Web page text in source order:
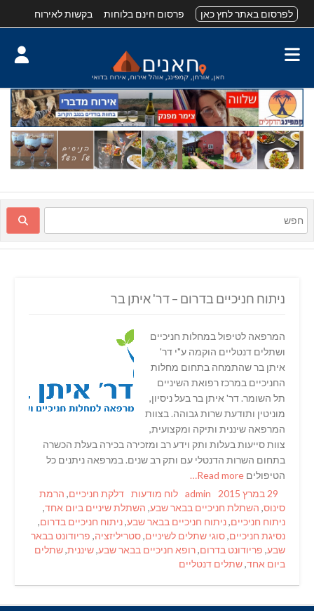
לפרסום באתר לחץ כאן פרסום חינם בלוחות בקשות לאירוח
ניתוח חניכיים בדרום – דר' איתן בר
המרפאה לטיפול במחלות חניכיים
ושתלים דנטליים הוקמה ע"י דר'
איתן בר שהתמחה בתחום מחלות
החניכיים במרכז רפואת השיניים
תל השומר. דר' איתן בר בעל ניסיון,
מוניטין ותודעת שרות גבוהה. בצוות
המרפאה שיננית ותיקה ומקצועית,
צוות סייעות בעלות ותק וידע רב ומזכירה בכירה בעלת הכשרה
בתחום השרות הדנטלי עם ותק רב שנים. במרפאה ניתנים כל
הטיפולים
Posted
on
29 במרץ 2015 Author
admin
Categories
לוח מודעות Tags
דלקת חניכיים, הרמת
סינוס, השתלת חניכיים בבאר שבע, השתלת שיניים ביום אחד,
ניתוח חניכיים,ניתוח חניכיים בבאר שבע,ניתוח חניכיים בדרום,
נסיגת חניכיים,סוגי שתלים לשיניים,סטריליזציה, פריודונט בבאר
שבע, פריודונט בדרום,רופא חניכיים בבאר שבע,שיננית,שתלים
ביום אחד,שתלים דנטליים